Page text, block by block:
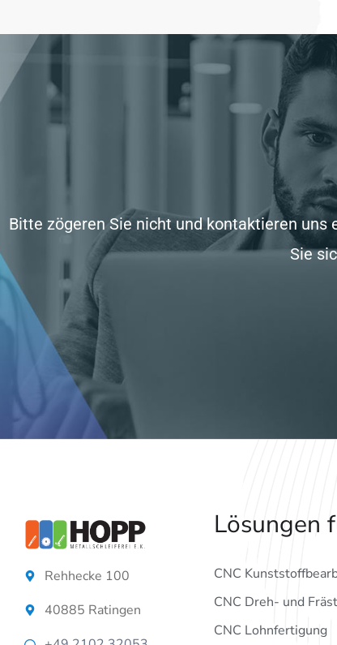
Bitte zögeren Sie nicht und kontaktieren
Sie
Rehhecke 100
40885 Ratingen
Lösungen
CNC
CNC Dreh- und
CNC Lohnfertigung